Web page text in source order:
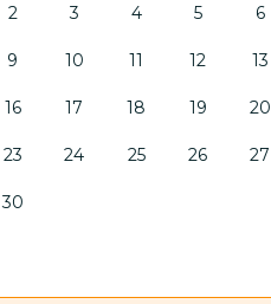
2 3 4 5 6
9 10 11 12 13
16 17 18 19 20
23 24 25 26 27
30